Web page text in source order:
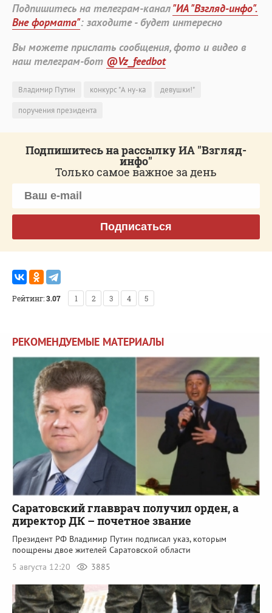
Подпишитесь на телеграм-канал"ИА "Взгляд-инфо".
Вне формата": заходите - будет интересно
Вы можете прислать сообщения, фото и видео в
наш телеграм-бот @Vz_feedbot
Владимир Путин конкурс "А ну-ка
девушки!"
поручения президента
Подпишитесь на рассылку ИА "Взгляд-
инфо"
Только самое важное за день
Подписаться
Рейтинг:3.07 1 2 3 4 5
РЕКОМЕНДУЕМЫЕ МАТЕРИАЛЫ
Саратовский главврач получил орден, а
директор ДК – почетное звание
Президент РФ Владимир Путин подписал указ, которым
поощрены двое жителей Саратовской области
5 августа 12:20
3885